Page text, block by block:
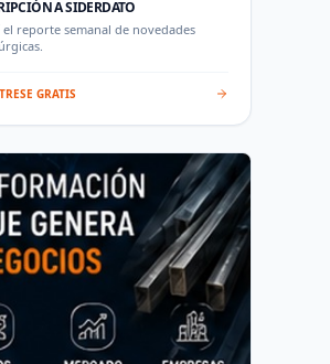
A SIDERDATO
el reporte semanal de novedades
GRATIS